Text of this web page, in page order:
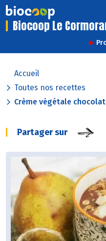
Biocoop Le
Accueil
Toutes nos recettes
Crème végétale
Partager sur